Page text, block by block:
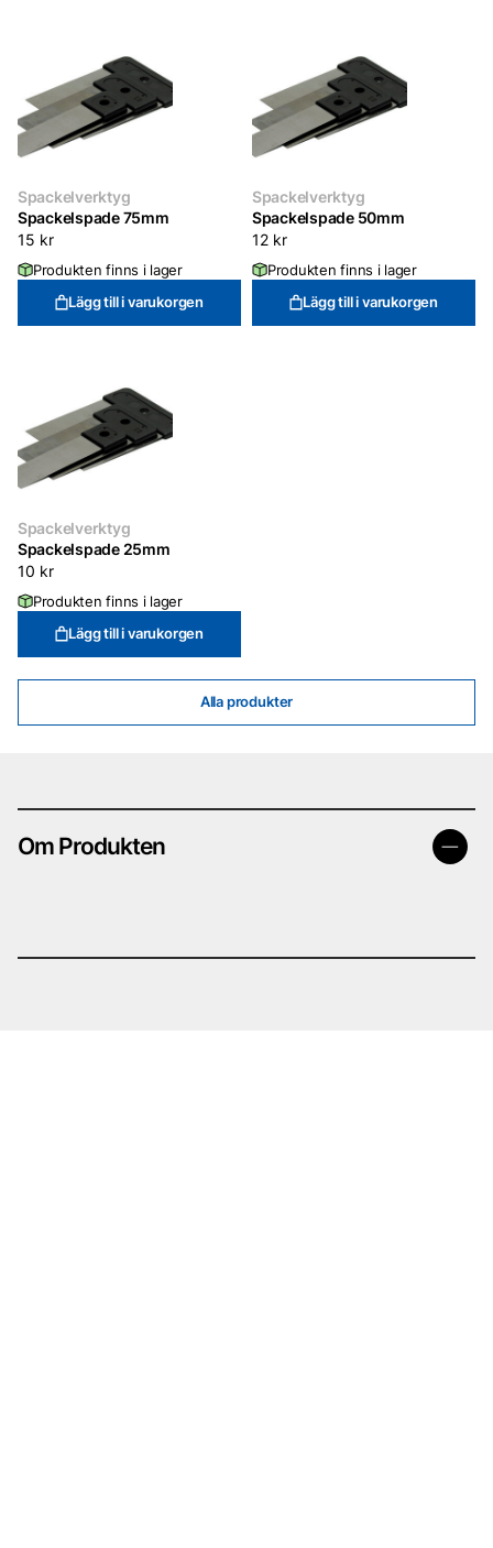
Alla produkter
Spackelverktyg
Spackelspade 75mm
15 kr
Produkten finns i lager
Lägg till i varukorgen
Spackelverktyg
Spackelspade 50mm
12 kr
Produkten finns i lager
Lägg till i varukorgen
Spackelverktyg
Spackelspade 25mm
10 kr
Produkten finns i lager
Lägg till i varukorgen
Om Produkten